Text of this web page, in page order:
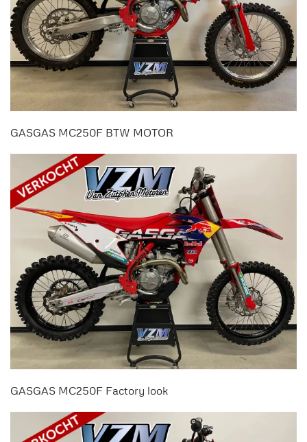
GASGAS MC250F BTW MOTOR
GASGAS MC250F Factory look